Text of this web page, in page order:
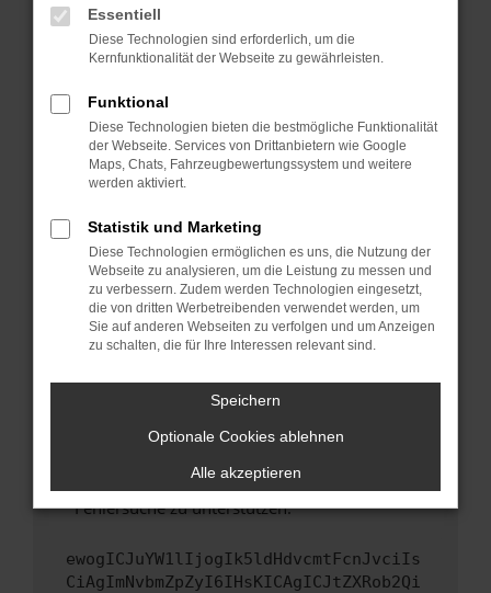
können das Laden bestimmter Seiten
verhindern. Funktioniert die Seite in einem
Fenster?
Starte dein Gerät neu.
Das kann manchmal helfen, vorübergehende
Probleme zu beheben.
Betriebssystem auf dem neuesten Stand
sind.
Veraltete Software birgt nicht nur ein
Sicherheitsrisiko, sondern kann auch dazu
führen, dass bestimmte Funktionen nicht mehr
unterstützt werden.
Wende dich an den Webseitenbetreiber.
Wenn du alle oben genannten Schritte versucht
hast, kontaktiere uns bitte. Wir werden
uns diesen Text schicken, um uns bei der
Fehlersuche zu unterstützen:
ewogICJuYW1lIjogIk5ldHdvcmtFcnJvciIs
CiAgImNvbmZpZyI6IHsKICAgICJtZXRob2Qi
Essentiell
Diese Technologien sind erforderlich, um die
Kernfunktionalität der Webseite zu gewährleisten.
Funktional
Diese Technologien bieten die bestmögliche Funktionalität
der Webseite. Services von Drittanbietern wie Google
Maps, Chats, Fahrzeugbewertungssystem und weitere
werden aktiviert.
Statistik und Marketing
Diese Technologien ermöglichen es uns, die Nutzung der
Webseite zu analysieren, um die Leistung zu messen und
zu verbessern. Zudem werden Technologien eingesetzt,
die von dritten Werbetreibenden verwendet werden, um
Sie auf anderen Webseiten zu verfolgen und um Anzeigen
zu schalten, die für Ihre Interessen relevant sind.
Speichern
Optionale Cookies ablehnen
Alle akzeptieren